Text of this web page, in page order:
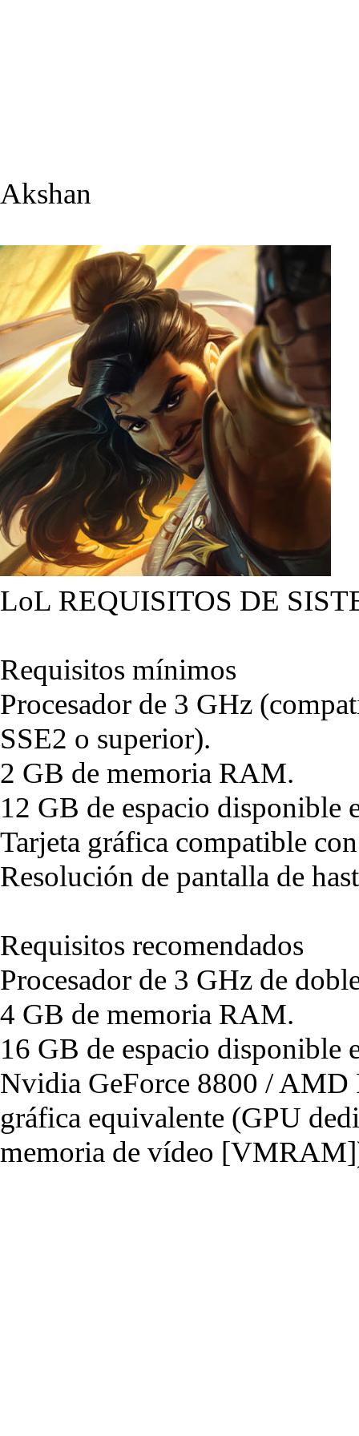
Akshan
LoL REQUISITOS DE
Requisitos mínimos
Procesador de 3 GHz
SSE2 o superior).
2 GB de memoria RAM.
12 GB de espacio disponible
Tarjeta gráfica compatible
Resolución de pantalla de
Requisitos recomendados
Procesador de 3 GHz de
4 GB de memoria RAM.
16 GB de espacio disponible
Nvidia GeForce 8800 / AMD
gráfica equivalente (GPU
memoria de vídeo